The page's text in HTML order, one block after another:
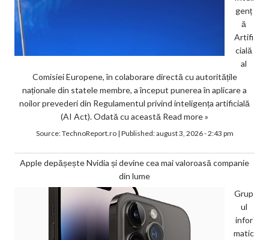
genț
ă
Artifi
cială
al
Comisiei Europene, în colaborare directă cu autoritățile
naționale din statele membre, a început punerea în aplicare a
noilor prevederi din Regulamentul privind inteligența artificială
(AI Act). Odată cu această Read more »
Source:TechnoReport.ro| Published:august 3, 2026 - 2:43 pm
Apple depășește Nvidia și devine cea mai valoroasă companie
din lume
Grup
ul
infor
matic